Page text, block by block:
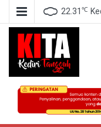
22.31 ℃
Berita Akurat